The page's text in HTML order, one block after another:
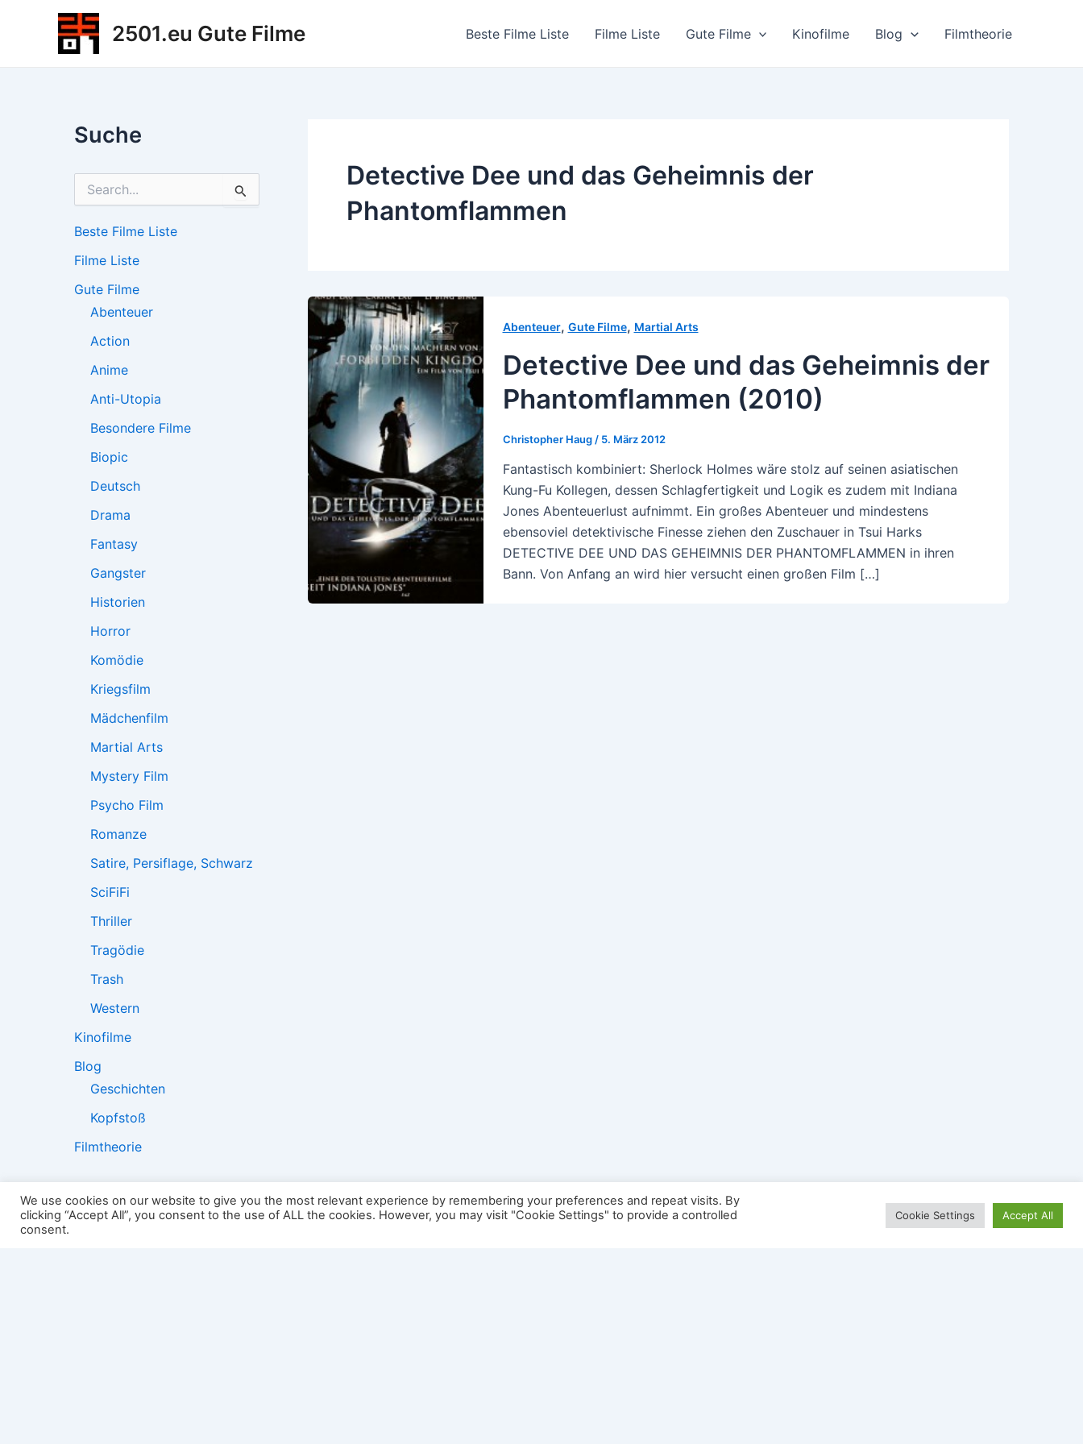
2501.eu Gute Filme Beste Filme Liste Filme Liste Gute Filme Kinofilme Blog Filmtheorie
Suche
h
n
a
Beste Filme Liste
Filme Liste
Gute Filme
Abenteuer
Action
Anime
Anti-Utopia
Besondere Filme
Biopic
Deutsch
Drama
Fantasy
Gangster
Historien
Horror
Komödie
Kriegsfilm
Mädchenfilm
Martial Arts
Mystery Film
Psycho Film
Romanze
Satire, Persiflage, Schwarz
SciFiFi
Thriller
Tragödie
Trash
Western
Kinofilme
Blog
Geschichten
Kopfstoß
Filmtheorie
Detective Dee und das Geheimnis der
Phantomflammen
Abenteuer, Gute Filme, Martial Arts
Detective Dee und das Geheimnis der
Phantomflammen (2010)
Christopher Haug / 5. März 2012
Fantastisch kombiniert: Sherlock Holmes wäre stolz auf seinen asiatischen
Kung-Fu Kollegen, dessen Schlagfertigkeit und Logik es zudem mit Indiana
Jones Abenteuerlust aufnimmt. Ein großes Abenteuer und mindestens
ebensoviel detektivische Finesse ziehen den Zuschauer in Tsui Harks
DETECTIVE DEE UND DAS GEHEIMNIS DER PHANTOMFLAMMEN in ihren
Bann. Von Anfang an wird hier versucht einen großen Film […]
2501:
We use cookies on our website to give you the most relevant experience by remembering your preferences and repeat visits. By
clicking “Accept All”, you consent to the use of ALL the cookies. However, you may visit "Cookie Settings" to provide a controlled
consent.
Cookie Settings Accept All